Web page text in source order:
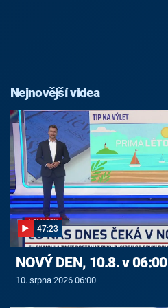
Nejnovější videa
47:23
NOVÝ DEN, 10.8. v 06:00
10. srpna 2026 06:00